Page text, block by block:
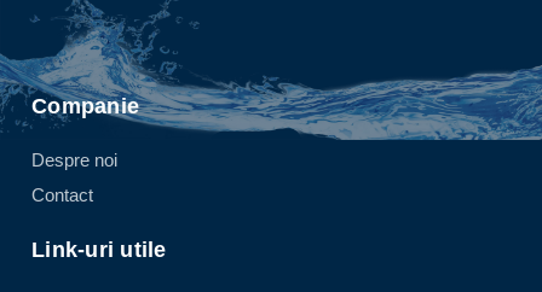
Companie
Despre noi
Contact
Link-uri utile